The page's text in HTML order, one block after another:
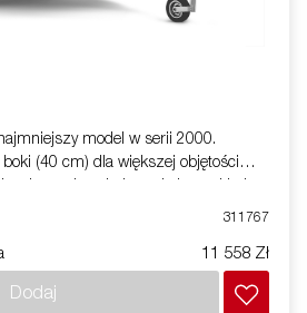
model w serii 2000.
(40 cm) dla większej objętości
łatwa do załadowania i ma składany
dłuższych towarów (nie
dla bezpiecznego załadunku
przyczep. Zdjęcia mają charakter
311767
11 558 Zł
Dodaj